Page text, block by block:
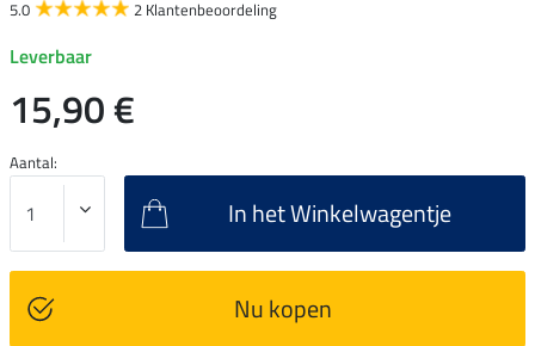
5.0 2 Klantenbeoordeling
Leverbaar
15,90 €
Aantal:
In het Winkelwagentje
Nu kopen